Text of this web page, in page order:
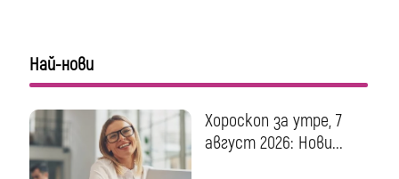
Най-нови
Хороскоп за утре, 7
август 2026: Нови...